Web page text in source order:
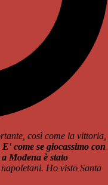
così come la vittoria,
come se giocassimo con
Modena è stato
Ho visto Santa